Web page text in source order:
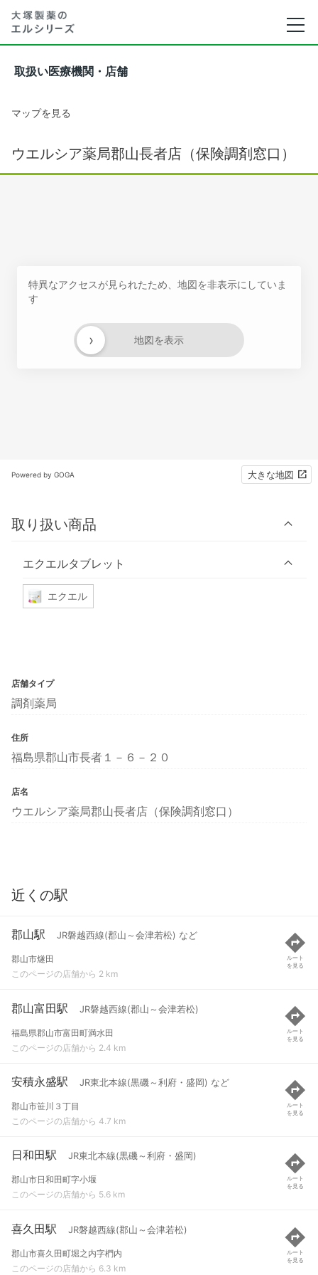
取扱い医療機関・店舗
マップを見る
ウエルシア薬局郡山長者店（保険調剤窓口）
特異なアクセスが見られたため、地図を非表示にしていま
す
地図を表示
›
Powered by GOGA 大きな地図
取り扱い商品
エクエルタブレット
エクエル
店舗タイプ
調剤薬局
住所
福島県郡山市長者１－６－２０
店名
ウエルシア薬局郡山長者店（保険調剤窓口）
近くの駅
郡山駅 JR磐越西線(郡山～会津若松) など
郡山市燧田
このページの店舗から 2 km
ルート
を見る
郡山富田駅 JR磐越西線(郡山～会津若松)
福島県郡山市富田町満水田
このページの店舗から 2.4 km
ルート
を見る
安積永盛駅 JR東北本線(黒磯～利府・盛岡) など
郡山市笹川３丁目
このページの店舗から 4.7 km
ルート
を見る
日和田駅 JR東北本線(黒磯～利府・盛岡)
郡山市日和田町字小堰
このページの店舗から 5.6 km
ルート
を見る
喜久田駅 JR磐越西線(郡山～会津若松)
郡山市喜久田町堀之内字椚内
このページの店舗から 6.3 km
ルート
を見る